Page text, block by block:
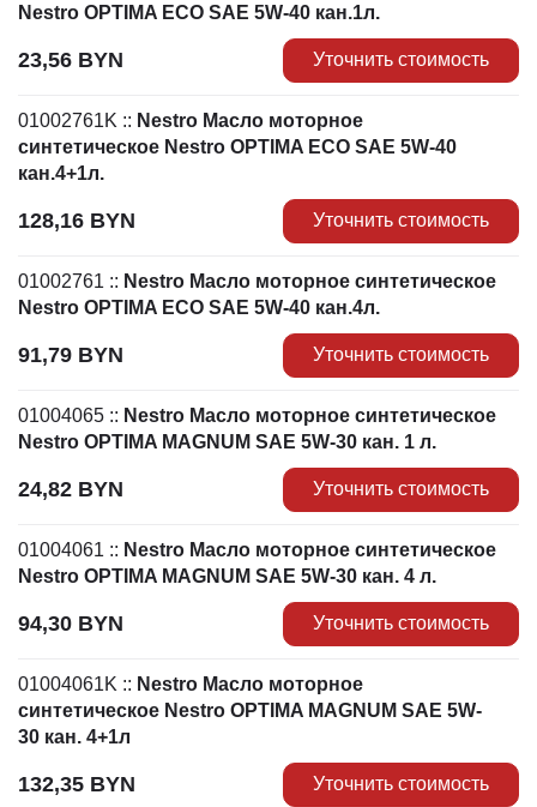
Nestro OPTIMA ECO SAE 5W-40 кан.1л.
23,56 BYN Уточнить стоимость
01002761K :: Nestro Масло моторное
синтетическое Nestro OPTIMA ECO SAE 5W-40
кан.4+1л.
128,16 BYN Уточнить стоимость
01002761 :: Nestro Масло моторное синтетическое
Nestro OPTIMA ECO SAE 5W-40 кан.4л.
91,79 BYN Уточнить стоимость
01004065 :: Nestro Масло моторное синтетическое
Nestro OPTIMA MAGNUM SAE 5W-30 кан. 1 л.
24,82 BYN Уточнить стоимость
01004061 :: Nestro Масло моторное синтетическое
Nestro OPTIMA MAGNUM SAE 5W-30 кан. 4 л.
94,30 BYN Уточнить стоимость
01004061K :: Nestro Масло моторное
синтетическое Nestro OPTIMA MAGNUM SAE 5W-
30 кан. 4+1л
132,35 BYN Уточнить стоимость